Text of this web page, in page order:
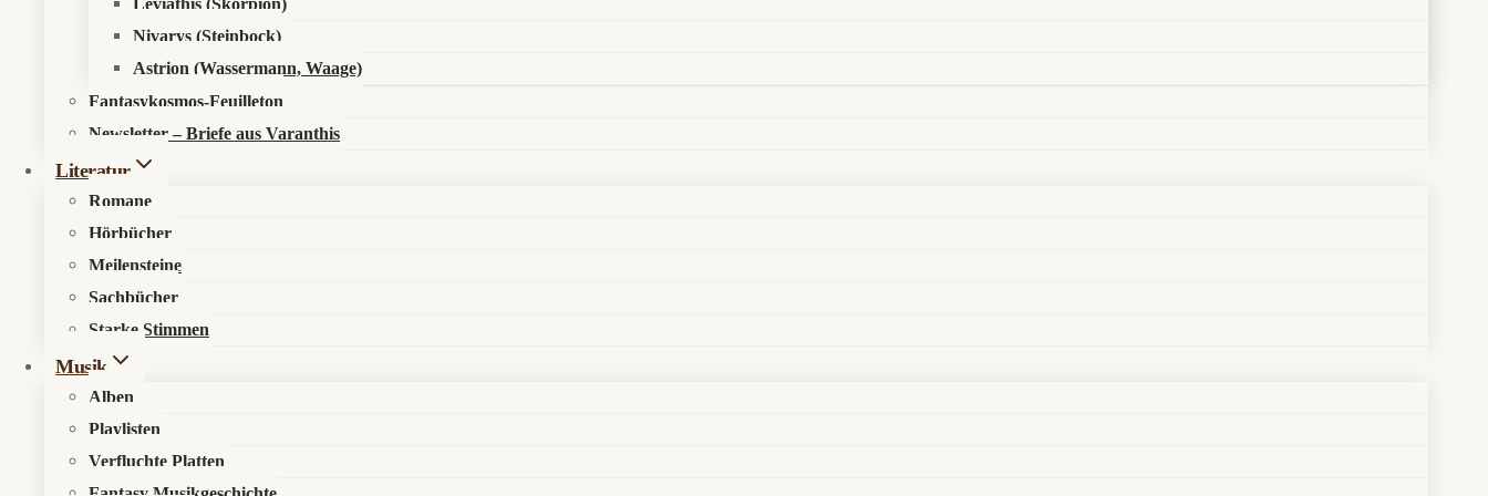
Leviathis (Skorpion)
Nivarys (Steinbock)
Astrion (Wassermann, Waage)
Fantasykosmos-Feuilleton
Newsletter – Briefe aus Varanthis
Literatur
Romane
Hörbücher
Meilensteine
Sachbücher
Starke Stimmen
Musik
Alben
Playlisten
Verfluchte Platten